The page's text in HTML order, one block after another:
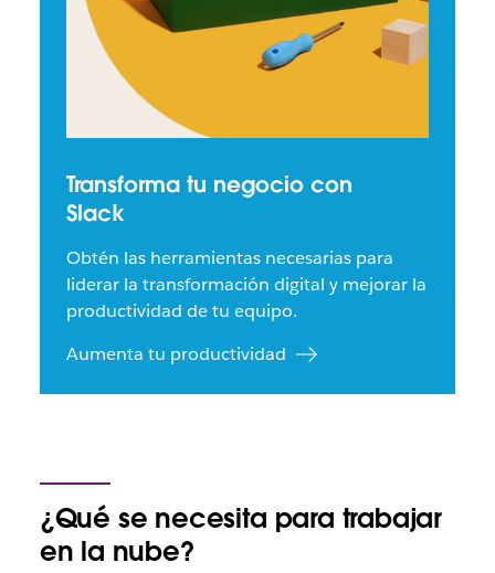
Transforma tu negocio con
Slack
Obtén las herramientas necesarias para
liderar la transformación digital y mejorar la
productividad de tu equipo.
Aumenta tu productividad
¿Qué se necesita para trabajar
en la nube?